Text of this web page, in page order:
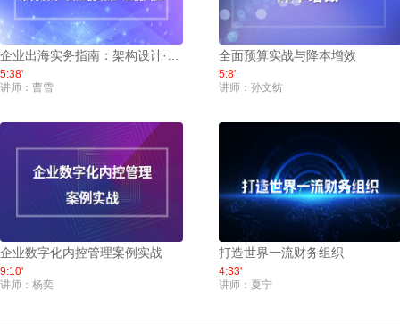
企业出海实务指南：架构设计·…
5:38'
讲师：曹雪
全面预算实战与降本增效
5:8'
讲师：孙文纺
企业数字化内控管理案例实战
9:10'
讲师：杨奕
打造世界一流财务组织
4:33'
讲师：夏宁